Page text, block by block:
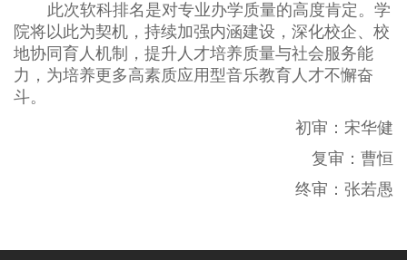
此次软科排名是对专业办学质量的高度肯定。学
院将以此为契机，持续加强内涵建设，深化校企、校
地协同育人机制，提升人才培养质量与社会服务能
力，为培养更多高素质应用型音乐教育人才不懈奋
斗。
初审：宋华健
复审：曹恒
终审：张若愚